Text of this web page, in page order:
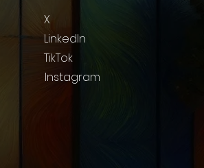
X
LinkedIn
TikTok
Instagram